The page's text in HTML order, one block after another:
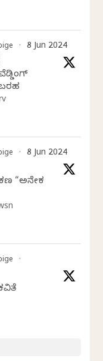
· 8 Jun 2024
· 8 Jun 2024
“ಅನೇಕ
·